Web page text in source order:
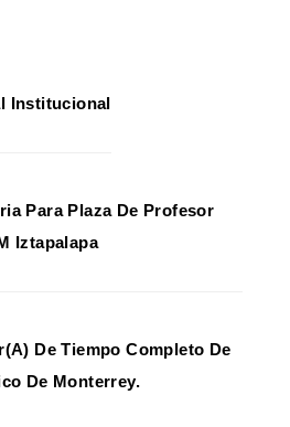
Institucional
Para Plaza De Profesor
Iztapalapa
De Tiempo Completo De
De Monterrey.